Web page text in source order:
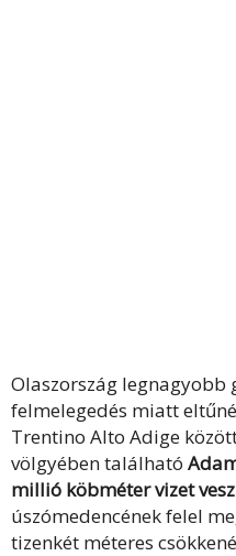
Olaszország legnagyobb
felmelegedés miatt
Trentino Alto Adige
völgyében található
millió köbméter vizet
úszómedencének felel
tizenkét méteres